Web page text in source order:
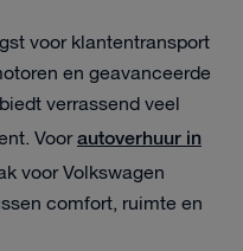
voor klantentransport
en geavanceerde
verrassend veel
Voorautoverhuur in
voor Volkswagen
comfort, ruimte en